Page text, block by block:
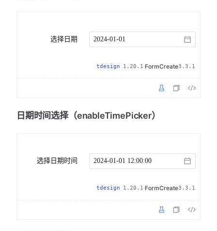
tdesign 1.20.1·FormCreate3.3.1
选择日期
日期时间选择（enableTimePicker）
tdesign 1.20.1·FormCreate3.3.1
选择日期时间